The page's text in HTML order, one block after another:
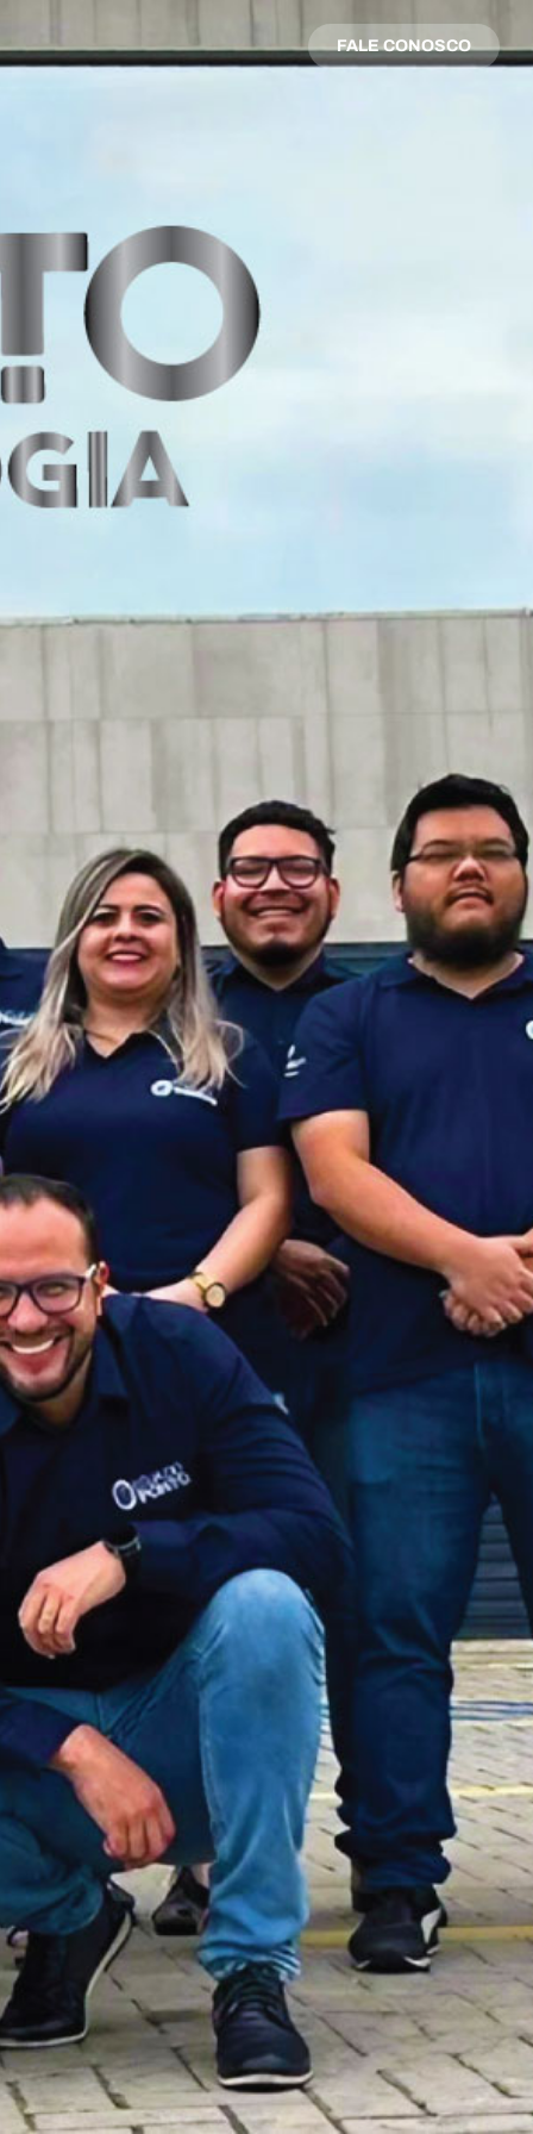
FALE CONOSCO